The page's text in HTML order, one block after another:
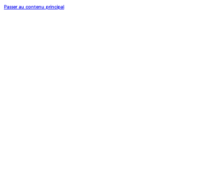
Passer au contenu principal